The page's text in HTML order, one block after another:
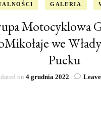
GALERIA
Motocyklowa
we
Pucku
on 4 grudnia 2022